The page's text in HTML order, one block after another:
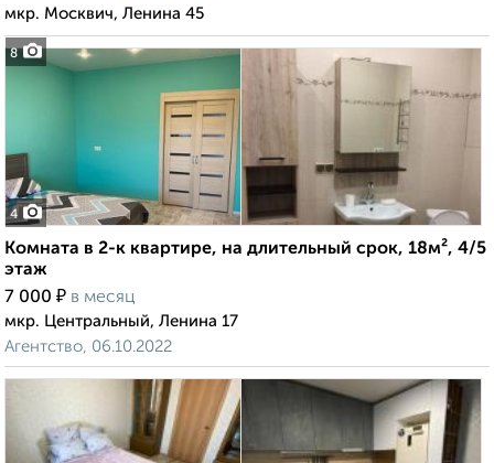
8
мкр. Москвич, Ленина 45
4
Комната в 2-к квартире, на длительный срок, 18м², 4/5
этаж
7 000 ₽ в месяц
мкр. Центральный, Ленина 17
Агентство, 06.10.2022